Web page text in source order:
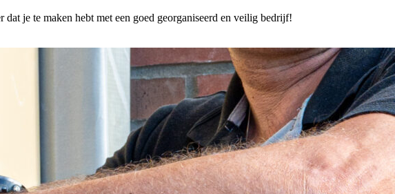
je te maken hebt met een goed georganiseerd en veilig bedrijf!